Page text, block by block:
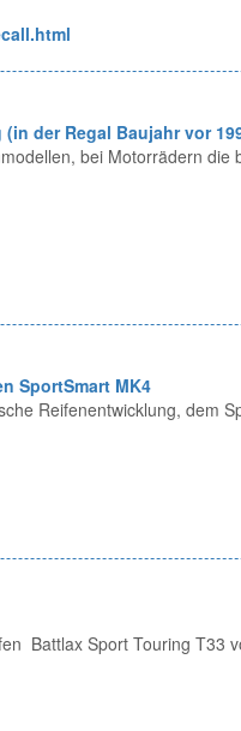
der Regal Baujahr vor
bei Motorrädern die
SportSmart MK4
Reifenentwicklung, dem
Battlax Sport Touring T33